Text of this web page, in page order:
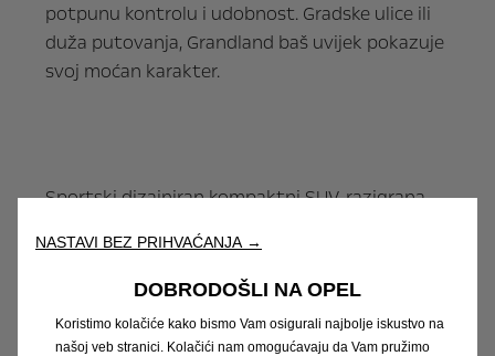
potpunu kontrolu i udobnost. Gradske ulice ili
duža putovanja, Grandland baš uvijek pokazuje
svoj moćan karakter.
Sportski dizajniran kompaktni SUV, razigrana
aktivnog načina života. Njezine dinamične linije
i moderni detalji osvajaju na prvi pogled - baš
kao i napredna tehnologija i udobna
unutrašnjost. Mokka unosi svježinu i energiju u
NASTAVI BEZ PRIHVAĆANJA →
DOBRODOŠLI NA OPEL
Koristimo kolačiće kako bismo Vam osigurali najbolje iskustvo na
našoj veb stranici. Kolačići nam omogućavaju da Vam pružimo